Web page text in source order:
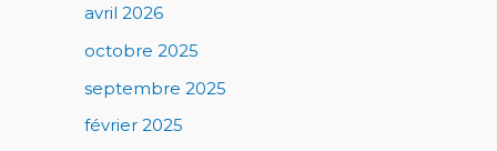
avril 2026
octobre 2025
septembre 2025
février 2025